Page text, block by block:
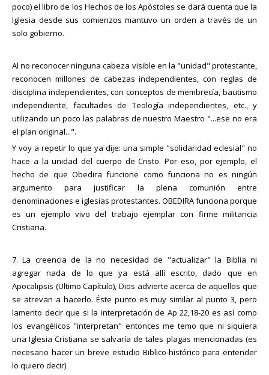
poco) el libro de los Hechos de los Apóstoles se dará cuenta que la
Iglesia desde sus comienzos mantuvo un orden a través de un
solo gobierno.
Al no reconocer ninguna cabeza visible en la "unidad" protestante,
reconocen millones de cabezas independientes, con reglas de
disciplina independientes, con conceptos de membrecía, bautismo
independiente, facultades de Teología independientes, etc., y
utilizando un poco las palabras de nuestro Maestro "...ese no era
el plan original...".
Y voy a repetir lo que ya dije: una simple "solidaridad eclesial" no
hace a la unidad del cuerpo de Cristo. Por eso, por ejemplo, el
hecho de que Obedira funcione como funciona no es ningún
argumento para justificar la plena comunión entre
denominaciones e iglesias protestantes. OBEDIRA funciona porque
es un ejemplo vivo del trabajo ejemplar con firme militancia
Cristiana.
7. La creencia de la no necesidad de "actualizar" la Biblia ni
agregar nada de lo que ya está allí escrito, dado que en
Apocalipsis (Ultimo Capítulo), Dios advierte acerca de aquellos que
se atrevan a hacerlo. Éste punto es muy similar al punto 3, pero
lamento decir que si la interpretación de Ap 22,18-20 es así como
los evangélicos "interpretan" entonces me temo que ni siquiera
una Iglesia Cristiana se salvaría de tales plagas mencionadas (es
necesario hacer un breve estudio Biblico-histórico para entender
lo quiero decir)